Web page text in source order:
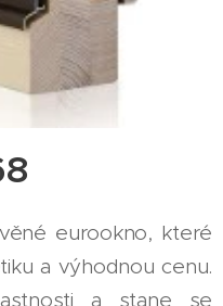
eurookno, které
a výhodnou cenu.
a stane se